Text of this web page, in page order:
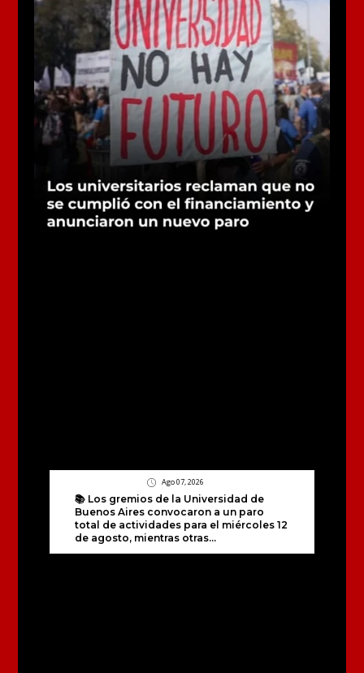
Ago 07, 2026
📚 Los gremios de la Universidad de
Buenos Aires convocaron a un paro
total de actividades para el miércoles 12
de agosto, mientras otras...